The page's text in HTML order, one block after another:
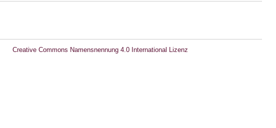
Creative Commons Namensnennung 4.0 International Lizenz